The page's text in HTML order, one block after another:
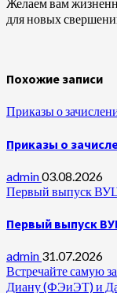
для новых
Похожие записи
Приказы о
Приказы о
admin03.08.2026
Первый выпуск
Первый выпуск
admin 31.07.2026
Встречайте самую
Диану (ФЭиЭТ) и